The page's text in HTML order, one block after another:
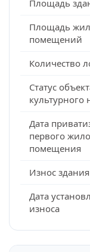
Площадь
Площадь
помещений
Количество
Статус
культурного
Дата
первого
помещения
Износ здания
Дата
износа